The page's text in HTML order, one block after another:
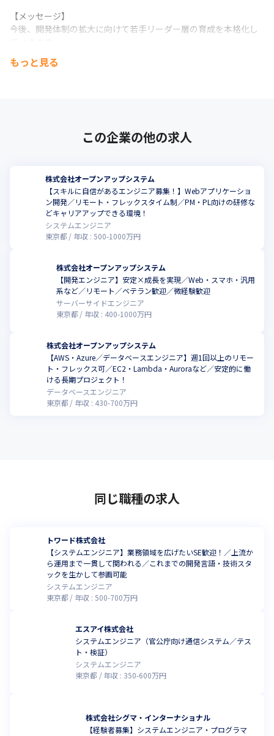
【メッセージ】
今後、開発体制の拡大に向けて若手リーダー層の育成を本格化し
大手通信グループという安定した基盤のもとで、
もっと見る
この企業の他の求人
株式会社オープンアップシステム
【スキルに自信があるエンジニア募集！】Webアプリケーショ
ン開発／リモート・フレックスタイム制／PM・PL向けの研修な
どキャリアアップできる環境！
システムエンジニア
東京都
年収 : 500-1000万円
株式会社オープンアップシステム
【開発エンジニア】安定×成長を実現／Web・スマホ・汎用
系など／リモート／ベテラン歓迎／微経験歓迎
サーバーサイドエンジニア
東京都
年収 : 400-1000万円
株式会社オープンアップシステム
【AWS・Azure／データベースエンジニア】週1回以上のリモー
ト・フレックス可／EC2・Lambda・Auroraなど／安定的に働
ける長期プロジェクト！
データベースエンジニア
東京都
年収 : 430-700万円
同じ職種の求人
トワード株式会社
【システムエンジニア】業務領域を広げたいSE歓迎！／上流か
ら運用まで一貫して関われる／これまでの開発言語・技術スタ
ックを生かして参画可能
システムエンジニア
東京都
年収 : 500-700万円
エスアイ株式会社
システムエンジニア（官公庁向け通信システム／テス
ト・検証）
システムエンジニア
東京都
年収 : 350-600万円
株式会社シグマ・インターナショナル
【経験者募集】システムエンジニア・プログラマ